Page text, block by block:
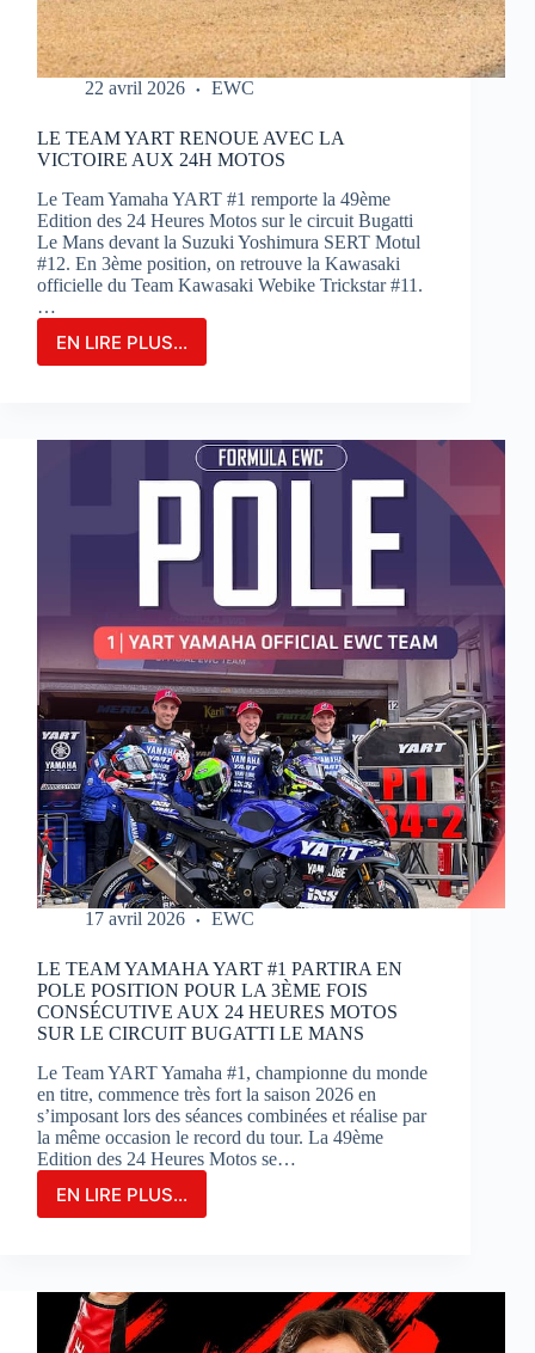
22 avril 2026 EWC
LE TEAM YART RENOUE AVEC LA
VICTOIRE AUX 24H MOTOS
Le Team Yamaha YART #1 remporte la 49ème
Edition des 24 Heures Motos sur le circuit Bugatti
Le Mans devant la Suzuki Yoshimura SERT Motul
#12. En 3ème position, on retrouve la Kawasaki
officielle du Team Kawasaki Webike Trickstar #11.
…
EN LIRE PLUS...
LE
AVEC
VICTOIRE
MOTOS
17 avril 2026 EWC
LE TEAM YAMAHA YART #1 PARTIRA EN
POLE POSITION POUR LA 3ÈME FOIS
CONSÉCUTIVE AUX 24 HEURES MOTOS
SUR LE CIRCUIT BUGATTI LE MANS
Le Team YART Yamaha #1, championne du monde
en titre, commence très fort la saison 2026 en
s’imposant lors des séances combinées et réalise par
la même occasion le record du tour. La 49ème
Edition des 24 Heures Motos se…
EN LIRE PLUS...
LE
#1
PARTIRA
EN